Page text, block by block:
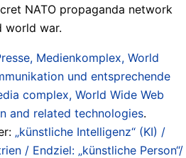
NATO propaganda network
world war.
Medienkomplex, World
und entsprechende
complex, World Wide Web
and related technologies.
„künstliche Intelligenz“ (KI) /
/ Endziel: „künstliche Person“/